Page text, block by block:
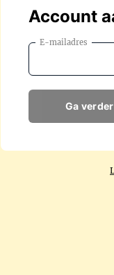
Account
E-mailadres
Ga verder